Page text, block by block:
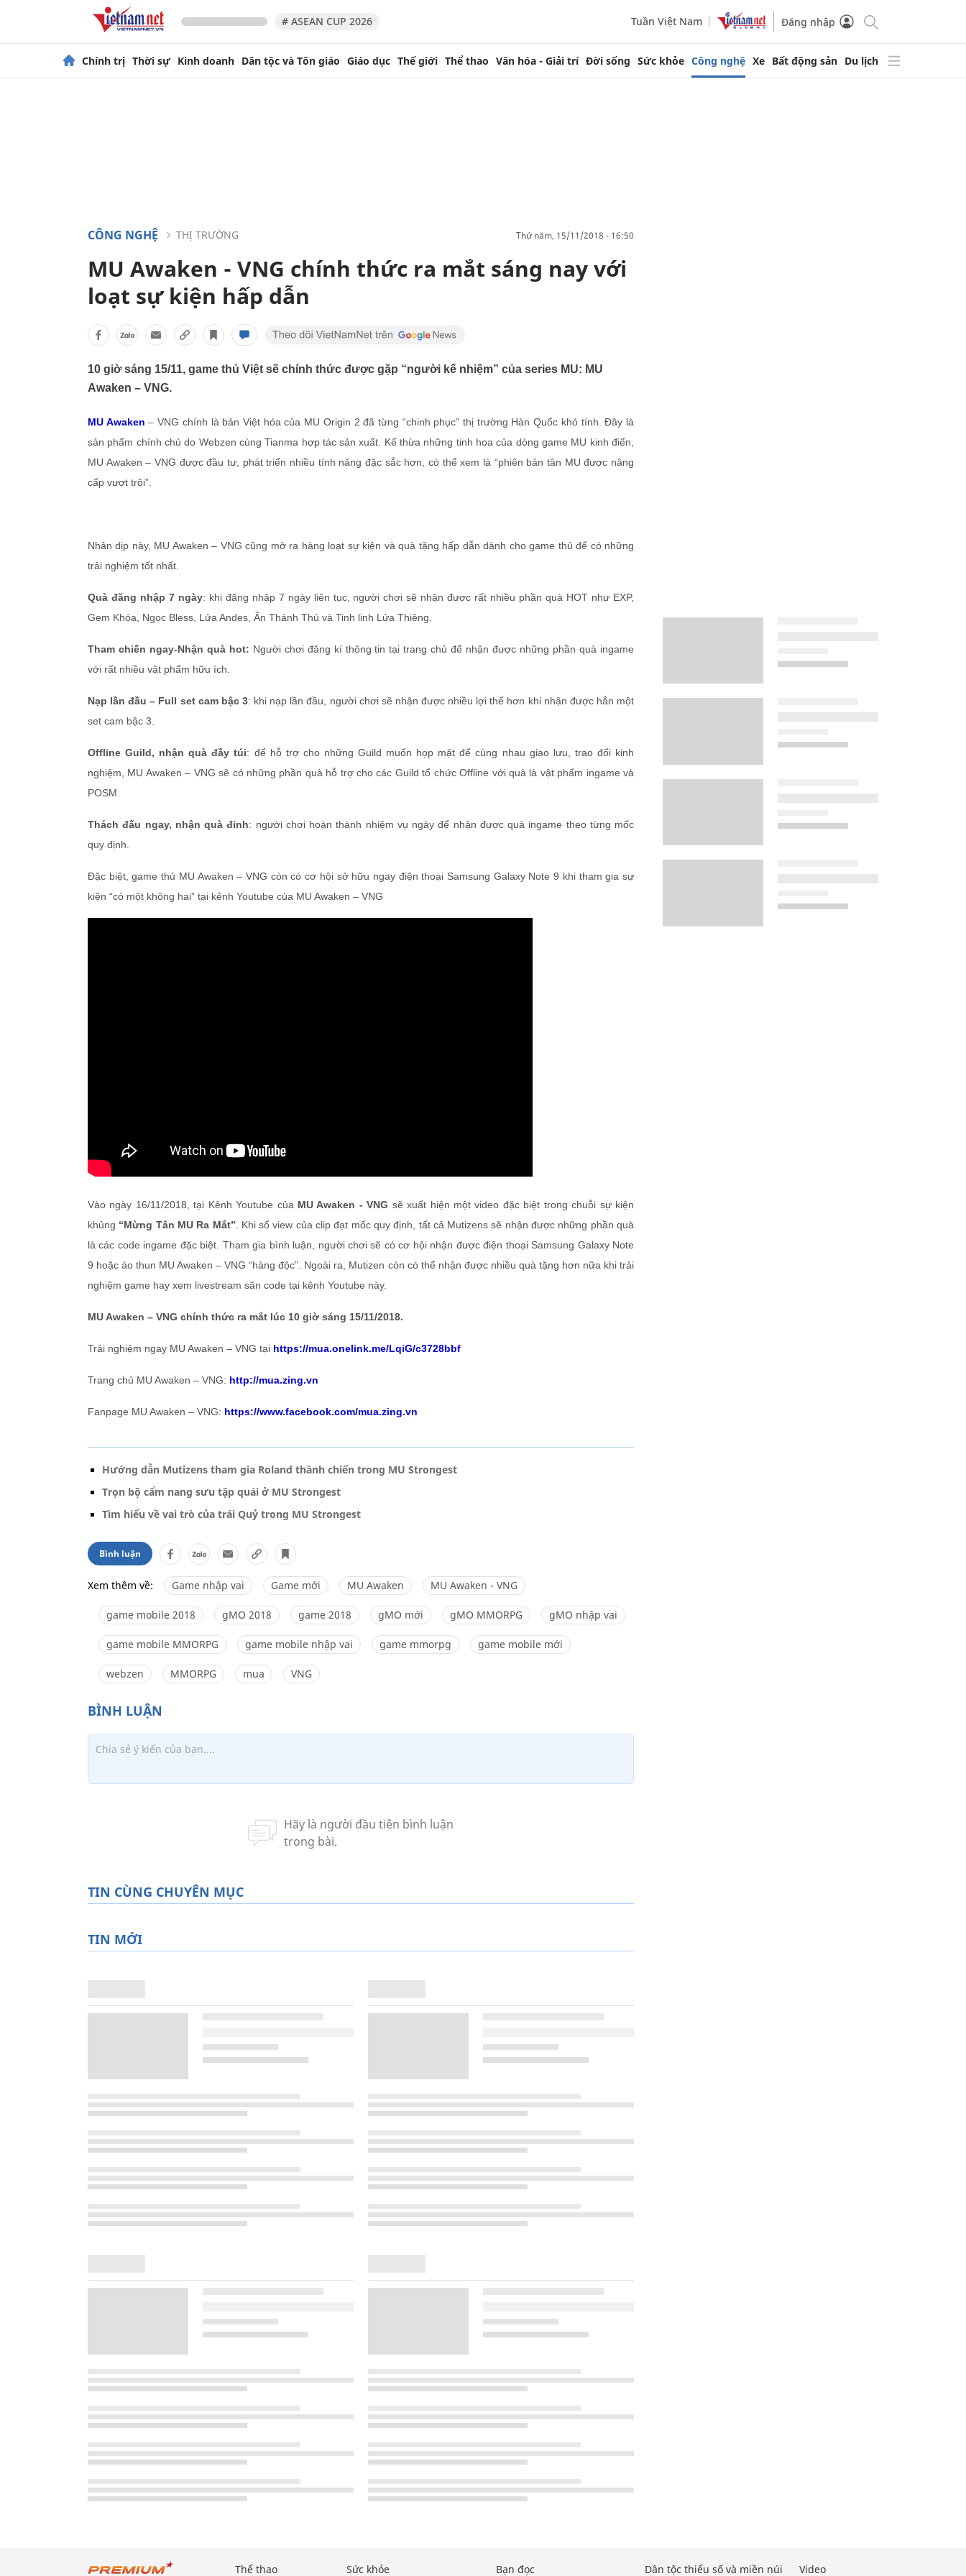
# ASEAN CUP 2026 Tuần Việt Nam Đăng nhập
Chính trị Thời sự Kinh doanh Dân tộc và Tôn giáo Giáo dục Thế giới Thể thao Văn hóa - Giải trí Đời sống Sức khỏe Công nghệ Xe Bất động sản Du lịch
CÔNG NGHỆ THỊ TRƯỜNG thứ năm, 15/11/2018 - 16:50
MU Awaken - VNG chính thức ra mắt sáng nay với
loạt sự kiện hấp dẫn
10 giờ sáng 15/11, game thủ Việt sẽ chính thức được gặp “người kế nhiệm” của series MU: MU
Awaken – VNG.
MU Awaken – VNG chính là bản Việt hóa của MU Origin 2 đã từng “chinh phục” thị trường Hàn Quốc khó tính. Đây là
sản phẩm chính chủ do Webzen cùng Tianma hợp tác sản xuất. Kế thừa những tinh hoa của dòng game MU kinh điển,
MU Awaken – VNG được đầu tư, phát triển nhiều tính năng đặc sắc hơn, có thể xem là “phiên bản tân MU được nâng
cấp vượt trội”.
Nhân dịp này, MU Awaken – VNG cũng mở ra hàng loạt sự kiện và quà tặng hấp dẫn dành cho game thủ để có những
trải nghiệm tốt nhất.
Quà đăng nhập 7 ngày: khi đăng nhập 7 ngày liên tục, người chơi sẽ nhận được rất nhiều phần quà HOT như EXP,
Gem Khóa, Ngọc Bless, Lửa Andes, Ấn Thánh Thú và Tinh linh Lửa Thiêng.
Tham chiến ngay-Nhận quà hot: Người chơi đăng kí thông tin tại trang chủ để nhận được những phần quà ingame
với rất nhiều vật phẩm hữu ích.
Nạp lần đầu – Full set cam bậc 3: khi nạp lần đầu, người chơi sẽ nhận được nhiều lợi thế hơn khi nhận được hẳn một
set cam bậc 3.
Offline Guild, nhận quà đầy túi: để hỗ trợ cho những Guild muốn họp mặt để cùng nhau giao lưu, trao đổi kinh
nghiệm, MU Awaken – VNG sẽ có những phần quà hỗ trợ cho các Guild tổ chức Offline với quà là vật phẩm ingame và
POSM.
Thách đấu ngay, nhận quà đỉnh: người chơi hoàn thành nhiệm vụ ngày để nhận được quà ingame theo từng mốc
quy định.
Đặc biệt, game thủ MU Awaken – VNG còn có cơ hội sở hữu ngay điện thoại Samsung Galaxy Note 9 khi tham gia sự
kiện “có một không hai” tại kênh Youtube của MU Awaken – VNG
Vào ngày 16/11/2018, tại Kênh Youtube của MU Awaken - VNG sẽ xuất hiện một video đặc biệt trong chuỗi sự kiện
khủng “Mừng Tân MU Ra Mắt” . Khi số view của clip đạt mốc quy định, tất cả Mutizens sẽ nhận được những phần quà
là các code ingame đặc biệt. Tham gia bình luận, người chơi sẽ có cơ hội nhận được điện thoại Samsung Galaxy Note
9 hoặc áo thun MU Awaken – VNG “hàng độc”. Ngoài ra, Mutizen còn có thể nhận được nhiều quà tặng hơn nữa khi trải
nghiệm game hay xem livestream săn code tại kênh Youtube này.
MU Awaken – VNG chính thức ra mắt lúc 10 giờ sáng 15/11/2018.
Trải nghiệm ngay MU Awaken – VNG tại https://mua.onelink.me/LqiG/c3728bbf
Trang chủ MU Awaken – VNG: http://mua.zing.vn
Fanpage MU Awaken – VNG: https://www.facebook.com/mua.zing.vn
Hướng dẫn Mutizens tham gia Roland thành chiến trong MU Strongest
Trọn bộ cẩm nang sưu tập quái ở MU Strongest
Tìm hiểu về vai trò của trái Quỷ trong MU Strongest
Bình luận
Xem thêm về: Game nhập vai Game mới MU Awaken MU Awaken - VNG
game mobile 2018 gMO 2018 game 2018 gMO mới gMO MMORPG gMO nhập vai
game mobile MMORPG game mobile nhập vai game mmorpg game mobile mới
webzen MMORPG mua VNG
TIN CÙNG CHUYÊN MỤC
TIN MỚI
Thể thao Sức khỏe Bạn đọc Dân tộc thiểu số và miền núi Video